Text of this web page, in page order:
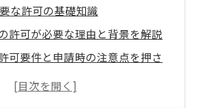
な許可の基礎知識
許可が必要な理由と背景を解説
可要件と申請時の注意点を押さ